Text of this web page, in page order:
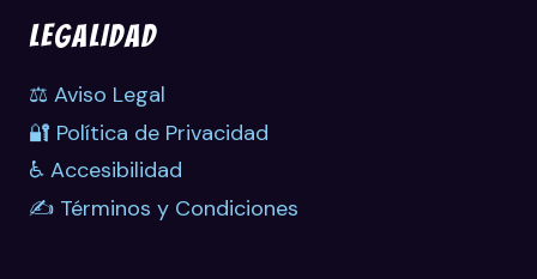
LEGALIDAD
⚖️ Aviso Legal
🔐 Política de Privacidad
♿ Accesibilidad
✍️ Términos y Condiciones